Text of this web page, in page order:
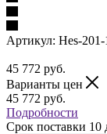
Артикул: Hes-201-
45 772 руб.
Варианты цен
45 772 руб.
Подробности
Срок поставки 10